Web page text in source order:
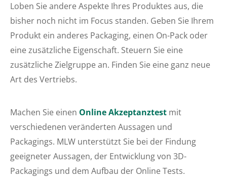
Loben Sie andere Aspekte Ihres Produktes aus, die
bisher noch nicht im Focus standen. Geben Sie Ihrem
Produkt ein anderes Packaging, einen On-Pack oder
eine zusätzliche Eigenschaft. Steuern Sie eine
zusätzliche Zielgruppe an. Finden Sie eine ganz neue
Art des Vertriebs.
Machen Sie einen Online Akzeptanztest mit
verschiedenen veränderten Aussagen und
Packagings. MLW unterstützt Sie bei der Findung
geeigneter Aussagen, der Entwicklung von 3D-
Packagings und dem Aufbau der Online Tests.